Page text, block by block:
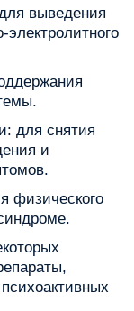
выведения
электролитного
для снятия
и
физического